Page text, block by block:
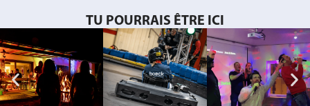
TU POURRAIS ÊTRE ICI